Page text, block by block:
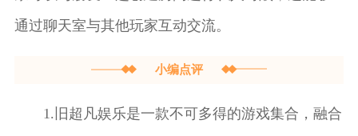
通过聊天室与其他玩家互动交流。
小编点评
1.旧超凡娱乐是一款不可多得的游戏集合，融合